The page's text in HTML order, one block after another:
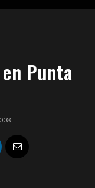
Punta